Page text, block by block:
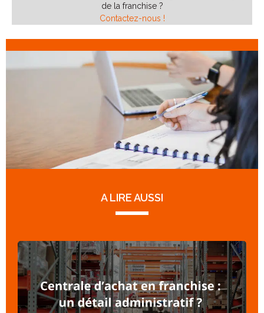
de la franchise ?
Contactez-nous !
A LIRE AUSSI